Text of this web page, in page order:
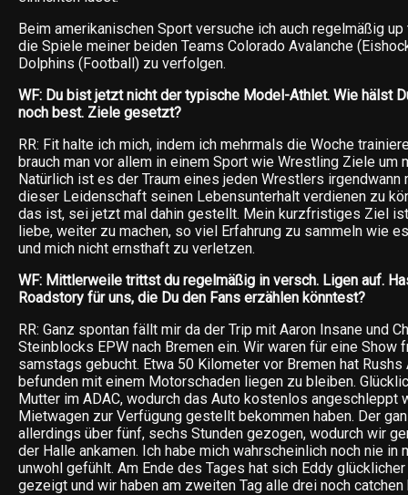
Beim amerikanischen Sport versuche ich auch regelmäßig
die Spiele meiner beiden Teams Colorado Avalanche
Dolphins (Football) zu verfolgen.
WF: Du bist jetzt nicht der typische Model-Athlet. Wie hälst
noch best. Ziele gesetzt?
RR: Fit halte ich mich, indem ich mehrmals die Woche
brauch man vor allem in einem Sport wie Wrestling Ziele um
Natürlich ist es der Traum eines jeden Wrestlers irgendwann
dieser Leidenschaft seinen Lebensunterhalt verdienen zu
das ist, sei jetzt mal dahin gestellt. Mein kurzfristiges Ziel
liebe, weiter zu machen, so viel Erfahrung zu sammeln wie
und mich nicht ernsthaft zu verletzen.
WF: Mittlerweile trittst du regelmäßig in versch. Ligen auf.
Roadstory für uns, die Du den Fans erzählen könntest?
RR: Ganz spontan fällt mir da der Trip mit Aaron Insane und
Steinblocks EPW nach Bremen ein. Wir waren für eine Show
samstags gebucht. Etwa 50 Kilometer vor Bremen hat
befunden mit einem Motorschaden liegen zu bleiben.
Mutter im ADAC, wodurch das Auto kostenlos angeschleppt
Mietwagen zur Verfügung gestellt bekommen haben. Der
allerdings über fünf, sechs Stunden gezogen, wodurch wir
der Halle ankamen. Ich habe mich wahrscheinlich noch nie in
unwohl gefühlt. Am Ende des Tages hat sich Eddy
gezeigt und wir haben am zweiten Tag alle drei noch catchen